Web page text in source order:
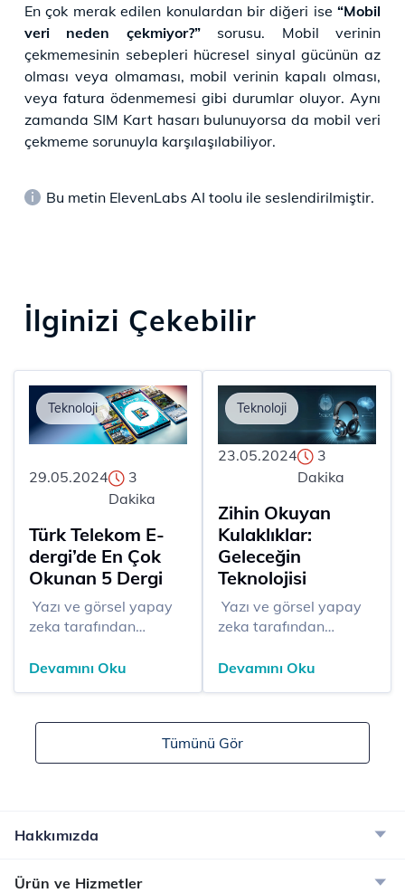
En çok merak edilen konulardan bir diğeri ise “Mobil
veri neden çekmiyor?” sorusu. Mobil verinin
çekmemesinin sebepleri hücresel sinyal gücünün az
olması veya olmaması, mobil verinin kapalı olması,
veya fatura ödenmemesi gibi durumlar oluyor. Aynı
zamanda SIM Kart hasarı bulunuyorsa da mobil veri
çekmeme sorunuyla karşılaşılabiliyor.
Bu metin ElevenLabs AI toolu ile seslendirilmiştir.
İlginizi Çekebilir
29.05.2024
3
Dakika
Türk Telekom E-
dergi’de En Çok
Okunan 5 Dergi
zeka tarafından
çağın getirdiği
olmadığı kadar kolay
Telekom'un e-dergi
Devamını Oku
Teknoloji
23.05.2024
3
Dakika
Zihin Okuyan
Kulaklıklar:
Geleceğin
Teknolojisi
zeka tarafından
dünyasında her yıl
bazı yeni özellikler
diğerlerinden daha
fazla dikkat çekiyor.
Devamını Oku
Teknoloji
Tümünü Gör
Hakkımızda
Ürün ve Hizmetler